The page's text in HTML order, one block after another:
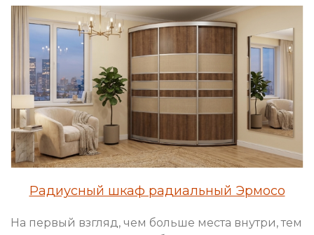
Радиусный шкаф радиальный Эрмосо
На первый взгляд, чем больше места внутри, тем